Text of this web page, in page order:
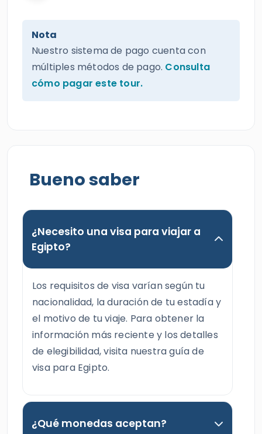
Nota
Nuestro sistema de pago cuenta con
múltiples métodos de pago. Consulta
cómo pagar este tour.
Bueno saber
¿Necesito una visa para viajar a
Egipto?
Los requisitos de visa varían según tu
nacionalidad, la duración de tu estadía y
el motivo de tu viaje. Para obtener la
información más reciente y los detalles
de elegibilidad, visita nuestra guía de
visa para Egipto.
¿Qué monedas aceptan?